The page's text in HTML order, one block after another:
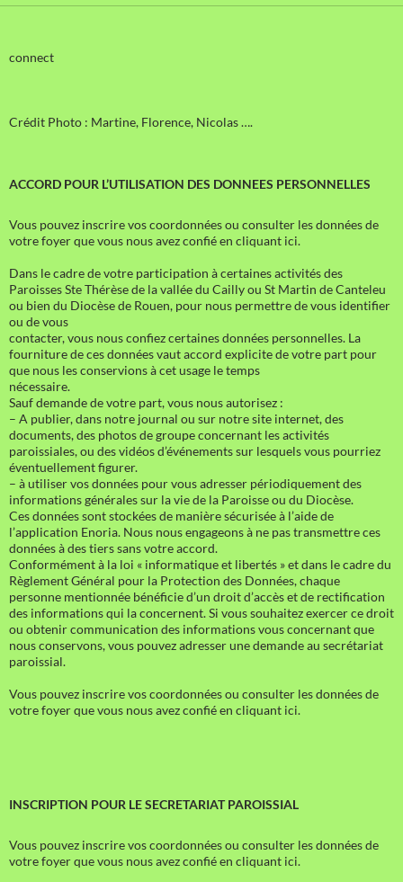
connect
Crédit Photo : Martine, Florence, Nicolas ….
ACCORD POUR L’UTILISATION DES DONNEES PERSONNELLES
Vous pouvez inscrire vos coordonnées ou consulter les données de
votre foyer que vous nous avez confié en cliquant ici.
Dans le cadre de votre participation à certaines activités des
Paroisses Ste Thérèse de la vallée du Cailly ou St Martin de Canteleu
ou bien du Diocèse de Rouen, pour nous permettre de vous identifier
ou de vous
contacter, vous nous confiez certaines données personnelles. La
fourniture de ces données vaut accord explicite de votre part pour
que nous les conservions à cet usage le temps
nécessaire.
Sauf demande de votre part, vous nous autorisez :
– A publier, dans notre journal ou sur notre site internet, des
documents, des photos de groupe concernant les activités
paroissiales, ou des vidéos d’événements sur lesquels vous pourriez
éventuellement figurer.
– à utiliser vos données pour vous adresser périodiquement des
informations générales sur la vie de la Paroisse ou du Diocèse.
Ces données sont stockées de manière sécurisée à l’aide de
l’application Enoria. Nous nous engageons à ne pas transmettre ces
données à des tiers sans votre accord.
Conformément à la loi « informatique et libertés » et dans le cadre du
Règlement Général pour la Protection des Données, chaque
personne mentionnée bénéficie d’un droit d’accès et de rectification
des informations qui la concernent. Si vous souhaitez exercer ce droit
ou obtenir communication des informations vous concernant que
nous conservons, vous pouvez adresser une demande au secrétariat
paroissial.
Vous pouvez inscrire vos coordonnées ou consulter les données de
votre foyer que vous nous avez confié en cliquant ici.
INSCRIPTION POUR LE SECRETARIAT PAROISSIAL
Vous pouvez inscrire vos coordonnées ou consulter les données de
votre foyer que vous nous avez confié en cliquant ici.